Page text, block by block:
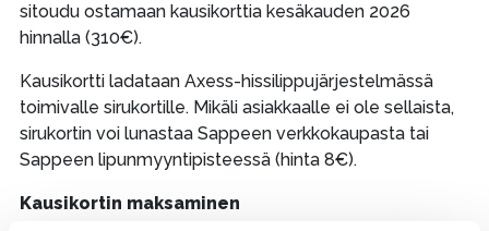
sitoudu ostamaan kausikorttia kesäkauden 2026
hinnalla (310€).
Kausikortti ladataan Axess-hissilippujärjestelmässä
toimivalle sirukortille. Mikäli asiakkaalle ei ole sellaista,
sirukortin voi lunastaa Sappeen verkkokaupasta tai
Sappeen lipunmyyntipisteessä (hinta 8€).
Kausikortin maksaminen